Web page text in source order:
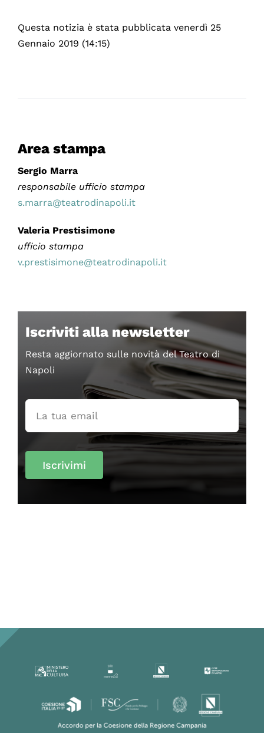
Questa notizia è stata pubblicata venerdì 25
Gennaio 2019 (14:15)
Area stampa
Sergio Marra
responsabile ufficio stampa
s.marra@teatrodinapoli.it
Valeria Prestisimone
ufficio stampa
v.prestisimone@teatrodinapoli.it
Iscriviti alla newsletter
Resta aggiornato sulle novità del Teatro di
Napoli
Iscrivimi